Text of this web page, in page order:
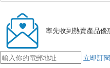
率先收到熱賣產品優
立即訂閱